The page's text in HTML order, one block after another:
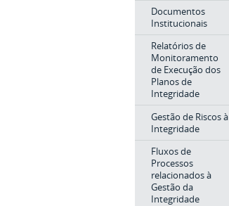
Documentos
Institucionais
Relatórios de
Monitoramento
de Execução dos
Planos de
Integridade
Gestão de Riscos à
Integridade
Fluxos de
Processos
relacionados à
Gestão da
Integridade